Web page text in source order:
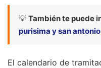
💡 También te puede
purisima y san antonio
El calendario de